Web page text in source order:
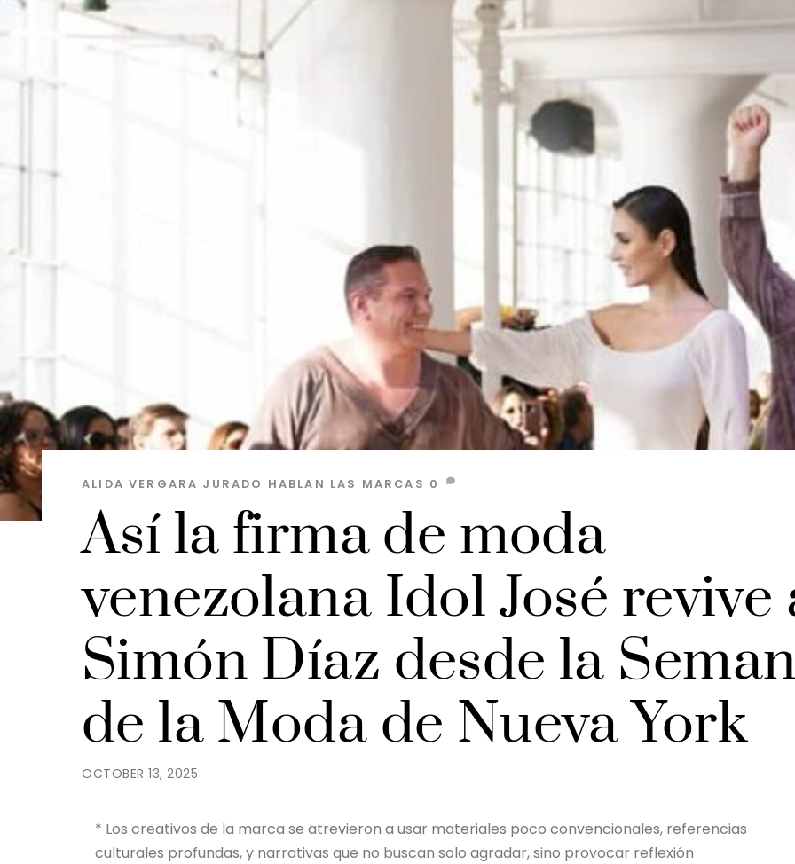
OCTOBER 13, 2025
Así la firma de moda
venezolana Idol José revive
Simón Díaz desde la
de la Moda de Nueva York
ALIDA VERGARA JURADO HABLAN LAS MARCAS 0
* Los creativos de la marca se atrevieron a usar materiales poco convencionales, referencias
culturales profundas, y narrativas que no buscan solo agradar, sino provocar reflexión